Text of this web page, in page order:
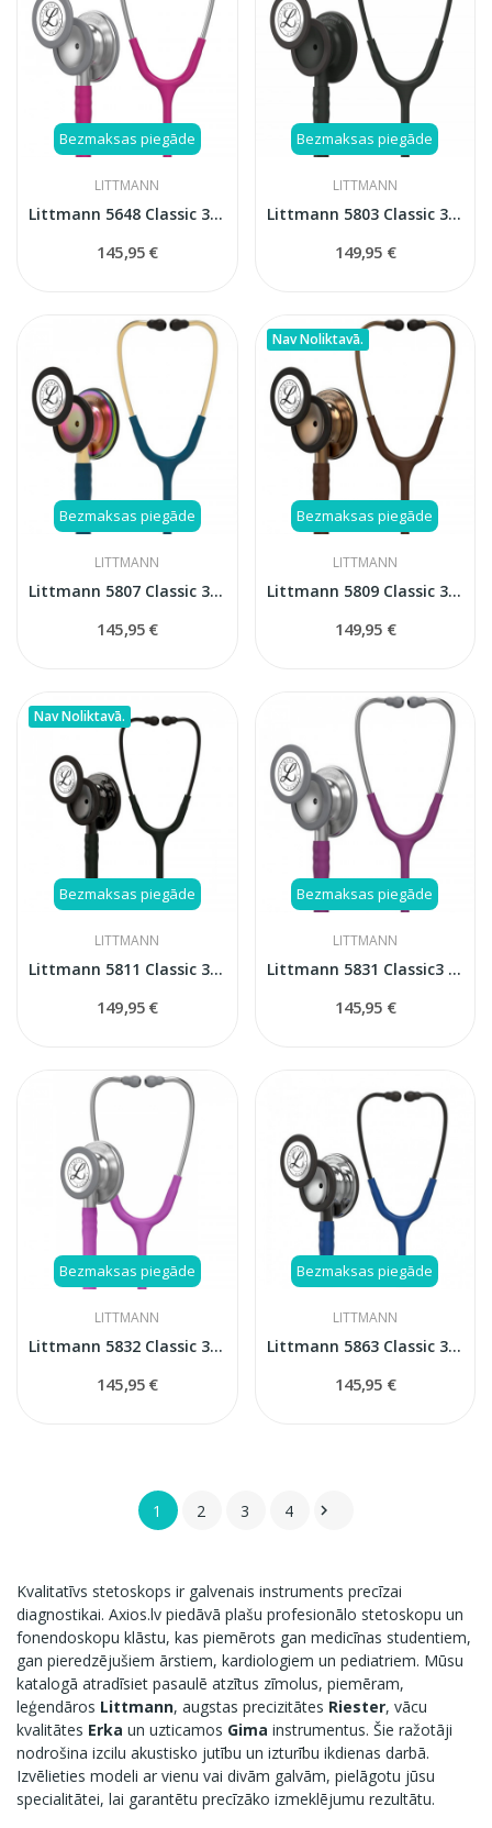
Bezmaksas piegāde
LITTMANN
Littmann 5648 Classic 3 stetoskops
145,95 €
Bezmaksas piegāde
LITTMANN
Littmann 5803 Classic 3 stetoskops
149,95 €
Bezmaksas piegāde
LITTMANN
Littmann 5807 Classic 3 Carribean blue stetoskops
145,95 €
Bezmaksas piegāde
Nav Noliktavā.
LITTMANN
Littmann 5809 Classic 3 Cooper Edition stetoskops
149,95 €
Bezmaksas piegāde
Nav Noliktavā.
LITTMANN
Littmann 5811 Classic 3 stetoskops
149,95 €
Bezmaksas piegāde
LITTMANN
Littmann 5831 Classic3 stetoskops
145,95 €
Bezmaksas piegāde
LITTMANN
Littmann 5832 Classic 3 Lavander stetoskops
145,95 €
Bezmaksas piegāde
LITTMANN
Littmann 5863 Classic 3 stetoskops
145,95 €
1 2 3 4 
Kvalitatīvs stetoskops ir galvenais instruments precīzai
diagnostikai. Axios.lv piedāvā plašu profesionālo stetoskopu un
fonendoskopu klāstu, kas piemērots gan medicīnas studentiem,
gan pieredzējušiem ārstiem, kardiologiem un pediatriem. Mūsu
katalogā atradīsiet pasaulē atzītus zīmolus, piemēram,
leģendāros Littmann, augstas precizitātes Riester, vācu
kvalitātes Erka un uzticamos Gima instrumentus. Šie ražotāji
nodrošina izcilu akustisko jutību un izturību ikdienas darbā.
Izvēlieties modeli ar vienu vai divām galvām, pielāgotu jūsu
specialitātei, lai garantētu precīzāko izmeklējumu rezultātu.